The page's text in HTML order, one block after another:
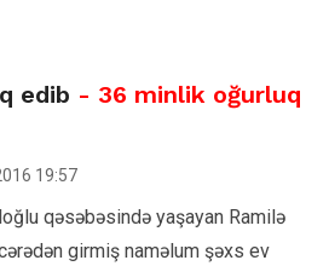
edib - 36 minlik oğurluq
19:57
qəsəbəsində yaşayan Ramilə
girmiş naməlum şəxs ev